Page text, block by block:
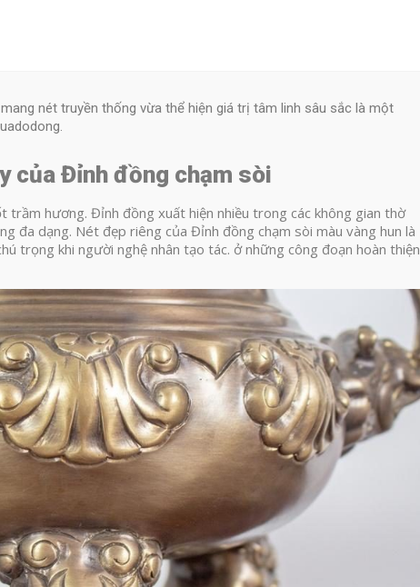
nét truyền thống vừa thể hiện giá trị tâm linh sâu sắc là một
của Đỉnh đồng chạm sòi
hương. Đỉnh đồng xuất hiện nhiều trong các không gian thờ
đa dạng. Nét đẹp riêng của Đỉnh đồng chạm sòi màu vàng hun là
trọng khi người nghệ nhân tạo tác. ở những công đoạn hoàn thiện